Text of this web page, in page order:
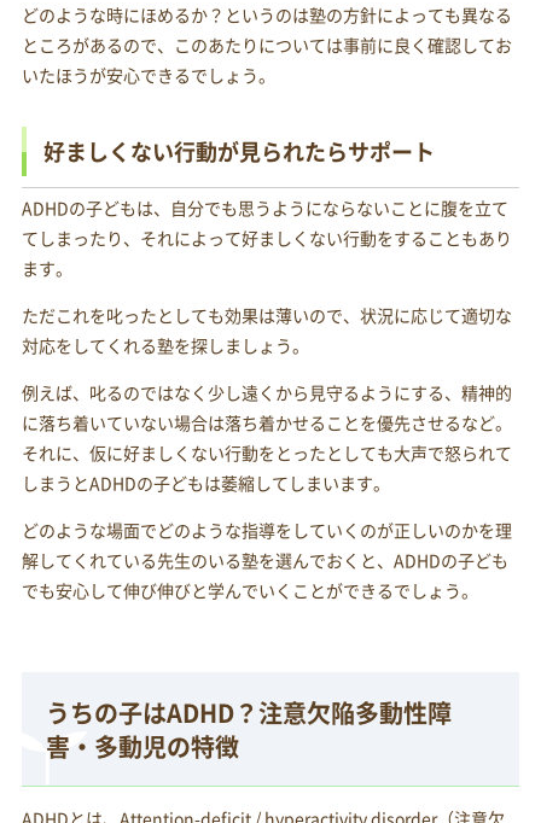
どのような時にほめるか？というのは塾の方針によっても異なる
ところがあるので、このあたりについては事前に良く確認してお
いたほうが安心できるでしょう。
好ましくない行動が見られたらサポート
ADHDの子どもは、自分でも思うようにならないことに腹を立て
てしまったり、それによって好ましくない行動をすることもあり
ます。
ただこれを叱ったとしても効果は薄いので、状況に応じて適切な
対応をしてくれる塾を探しましょう。
例えば、叱るのではなく少し遠くから見守るようにする、精神的
に落ち着いていない場合は落ち着かせることを優先させるなど。
それに、仮に好ましくない行動をとったとしても大声で怒られて
しまうとADHDの子どもは萎縮してしまいます。
どのような場面でどのような指導をしていくのが正しいのかを理
解してくれている先生のいる塾を選んでおくと、ADHDの子ども
でも安心して伸び伸びと学んでいくことができるでしょう。
うちの子はADHD？注意欠陥多動性障
害・多動児の特徴